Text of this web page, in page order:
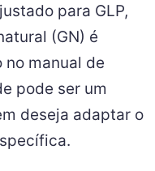
para GLP,
(GN) é
manual de
pode ser um
deseja adaptar o